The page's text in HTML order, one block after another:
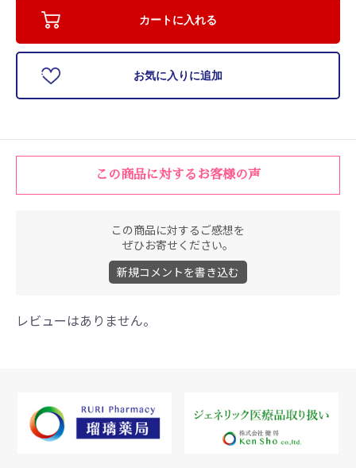
カートに入れる
お気に入りに追加
この商品に対するお客様の声
この商品に対するご感想を
ぜひお寄せください。
新規コメントを書き込む
レビューはありません。